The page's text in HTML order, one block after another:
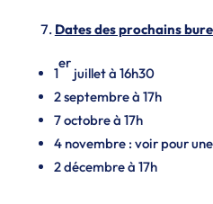
Dates des prochains
1
er
juillet à 16h30
2 septembre à 17h
7 octobre à 17h
4 novembre : voir pour
2 décembre à 17h